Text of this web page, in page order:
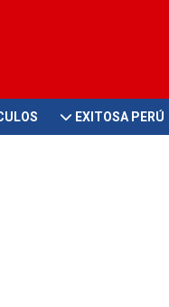
EXITOSA PERÚ